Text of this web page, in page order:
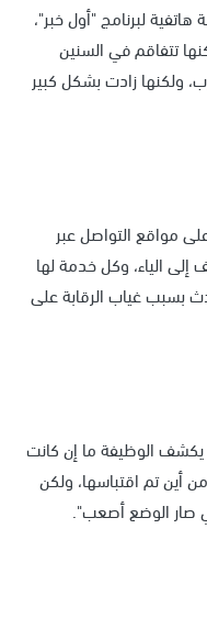
لبرنامج "أول خبر"،
تتفاقم في السنين
ولكنها زادت بشكل كبير
مواقع التواصل عبر
الياء، وكل خدمة لها
بسبب غياب الرقابة على
الوظيفة ما إن كانت
أين تم اقتباسها، ولكن
صار الوضع أصعب".